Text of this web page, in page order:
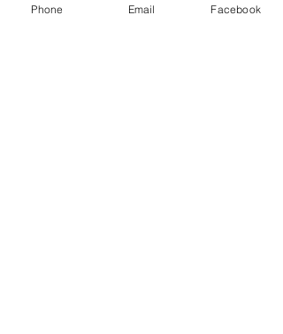
Phone Email Facebook